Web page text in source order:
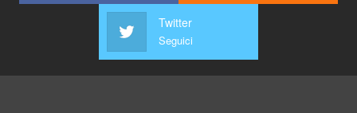
Twitter
Seguici